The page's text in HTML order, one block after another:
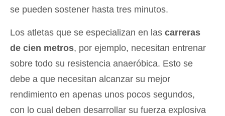
se pueden sostener hasta tres minutos.
Los atletas que se especializan en las carreras
de cien metros, por ejemplo, necesitan entrenar
sobre todo su resistencia anaeróbica. Esto se
debe a que necesitan alcanzar su mejor
rendimiento en apenas unos pocos segundos,
con lo cual deben desarrollar su fuerza explosiva